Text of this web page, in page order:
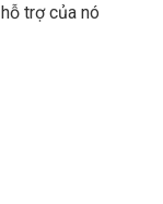
trợ của nó